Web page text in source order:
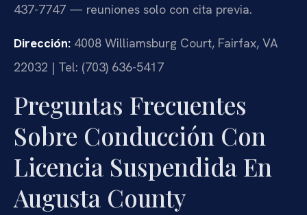
437-7747 — reuniones solo con cita previa.
Dirección: 4008 Williamsburg Court, Fairfax, VA
22032 | Tel: (703) 636-5417
Preguntas Frecuentes
Sobre Conducción Con
Licencia Suspendida En
Augusta County